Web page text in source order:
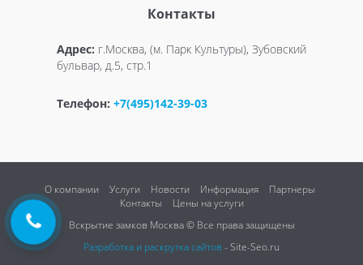
Контакты
Адрес: г.Москва, (м. Парк Культуры), Зубовский
бульвар, д.5, стр.1
Телефон: +7(495)142-39-03
О компании Услуги Новости Информация
Партнеры
Контакты
Цены на услуги
Вскрытие замков Москва © Все права защищены
Разработка и раскрутка сайтов - Site-Seo.ru